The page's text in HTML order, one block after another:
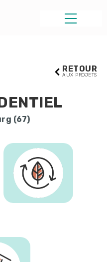
RETOUR
AUX PROJETS
(67)